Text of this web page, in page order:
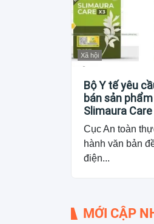
Xã hội
Bộ Y tế yêu
bán sản
Slimaura
Cục An toàn
hành văn bản
điện...
MỚI CẬP